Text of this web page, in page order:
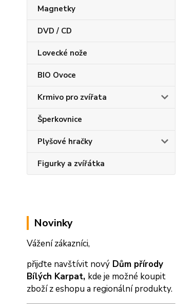
Magnetky
DVD / CD
Lovecké nože
BIO Ovoce
Krmivo pro zvířata
Šperkovnice
Plyšové hračky
Figurky a zvířátka
Novinky
Vážení zákazníci,
přijďte navštívit nový Dům přírody
Bílých Karpat, kde je možné koupit
zboží z eshopu a regionální produkty.